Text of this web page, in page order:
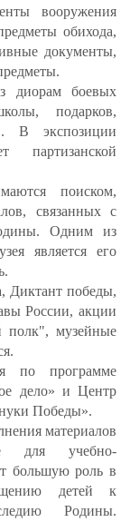
вооружения
обихода,
документы,
диорам боевых
подарков,
В экспозиции
партизанской
поиском,
связанных с
Одним из
является его
Диктант победы,
России, акции
полк", музейные
по программе
дело» и Центр
Победы».
материалов
для учебно-
большую роль в
детей к
Родины.